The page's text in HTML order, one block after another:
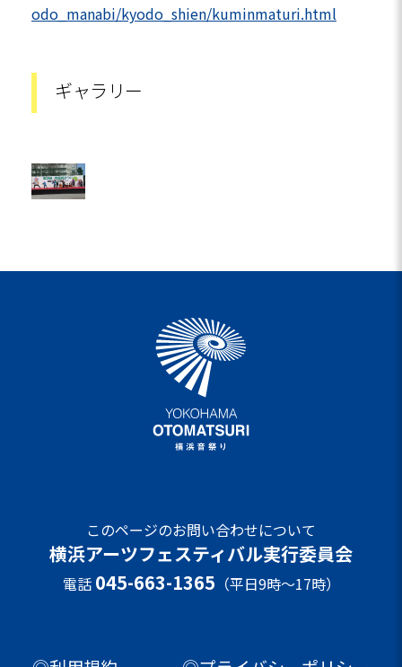
odo_manabi/kyodo_shien/kuminmaturi.html
ギャラリー
このページのお問い合わせについて
横浜アーツフェスティバル実行委員会
電話 045-663-1365 （平日9時～17時）